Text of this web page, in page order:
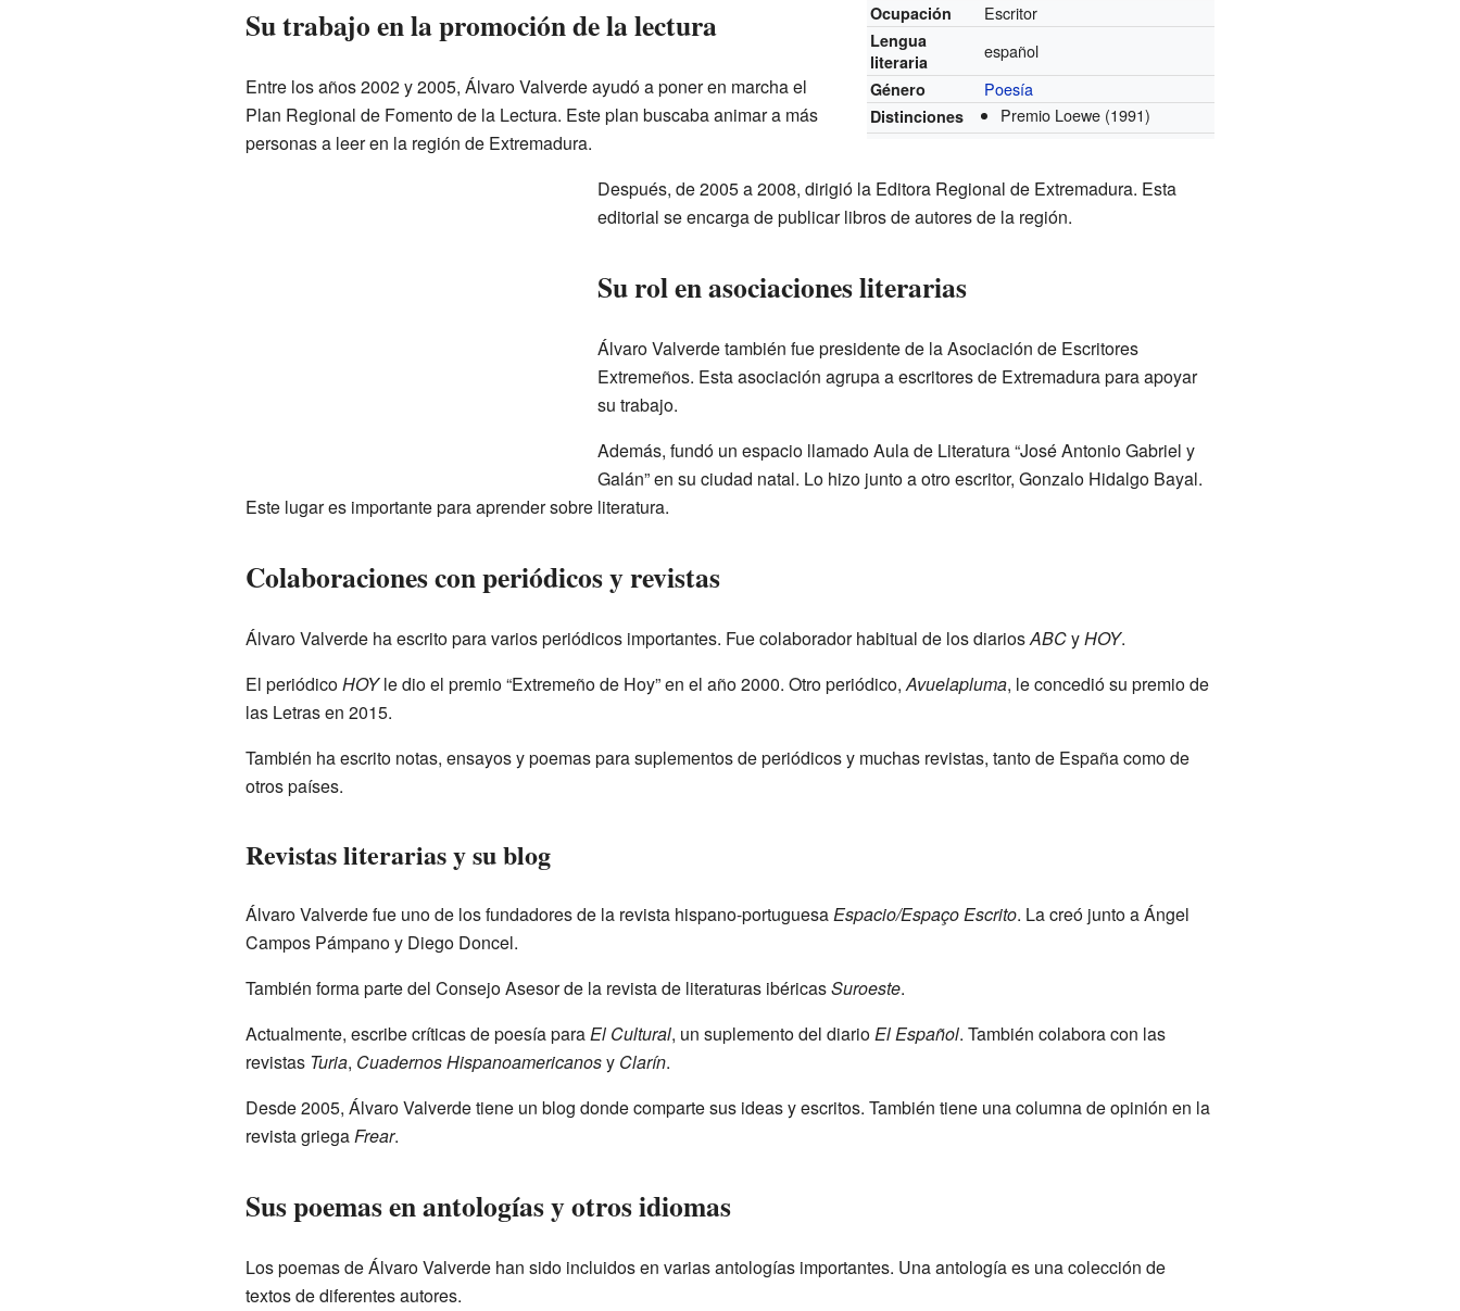
Ocupación
Escritor
Lengua
literaria
español
Género Poesía
Distinciones Premio Loewe (1991)
Su trabajo en la promoción de la lectura
Entre los años 2002 y 2005, Álvaro Valverde ayudó a poner en marcha el
Plan Regional de Fomento de la Lectura. Este plan buscaba animar a más
personas a leer en la región de Extremadura.
Después, de 2005 a 2008, dirigió la Editora Regional de Extremadura. Esta
editorial se encarga de publicar libros de autores de la región.
Su rol en asociaciones literarias
Álvaro Valverde también fue presidente de la Asociación de Escritores
Extremeños. Esta asociación agrupa a escritores de Extremadura para apoyar
su trabajo.
Además, fundó un espacio llamado Aula de Literatura “José Antonio Gabriel y
Galán” en su ciudad natal. Lo hizo junto a otro escritor, Gonzalo Hidalgo Bayal.
Este lugar es importante para aprender sobre literatura.
Colaboraciones con periódicos y revistas
Álvaro Valverde ha escrito para varios periódicos importantes. Fue colaborador habitual de los diariosABCyHOY.
El periódicoHOYle dio el premio “Extremeño de Hoy” en el año 2000. Otro periódico,Avuelapluma, le concedió su premio de
las Letras en 2015.
También ha escrito notas, ensayos y poemas para suplementos de periódicos y muchas revistas, tanto de España como de
otros países.
Revistas literarias y su blog
Álvaro Valverde fue uno de los fundadores de la revista hispano-portuguesaEspacio/Espaço Escrito. La creó junto a Ángel
Campos Pámpano y Diego Doncel.
También forma parte del Consejo Asesor de la revista de literaturas ibéricasSuroeste.
Actualmente, escribe críticas de poesía paraEl Cultural, un suplemento del diarioEl Español. También colabora con las
revistas Turia, Cuadernos Hispanoamericanosy Clarín.
Desde 2005, Álvaro Valverde tiene un blog donde comparte sus ideas y escritos. También tiene una columna de opinión en la
revista griegaFrear.
Sus poemas en antologías y otros idiomas
Los poemas de Álvaro Valverde han sido incluidos en varias antologías importantes. Una antología es una colección de
textos de diferentes autores.